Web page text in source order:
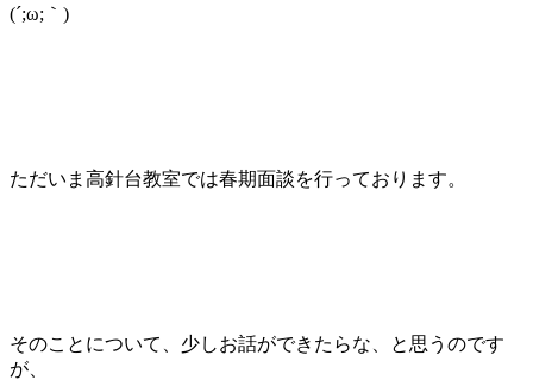
(´;ω;｀)
ただいま高針台教室では春期面談を行っております。
そのことについて、少しお話ができたらな、と思うのです
が、